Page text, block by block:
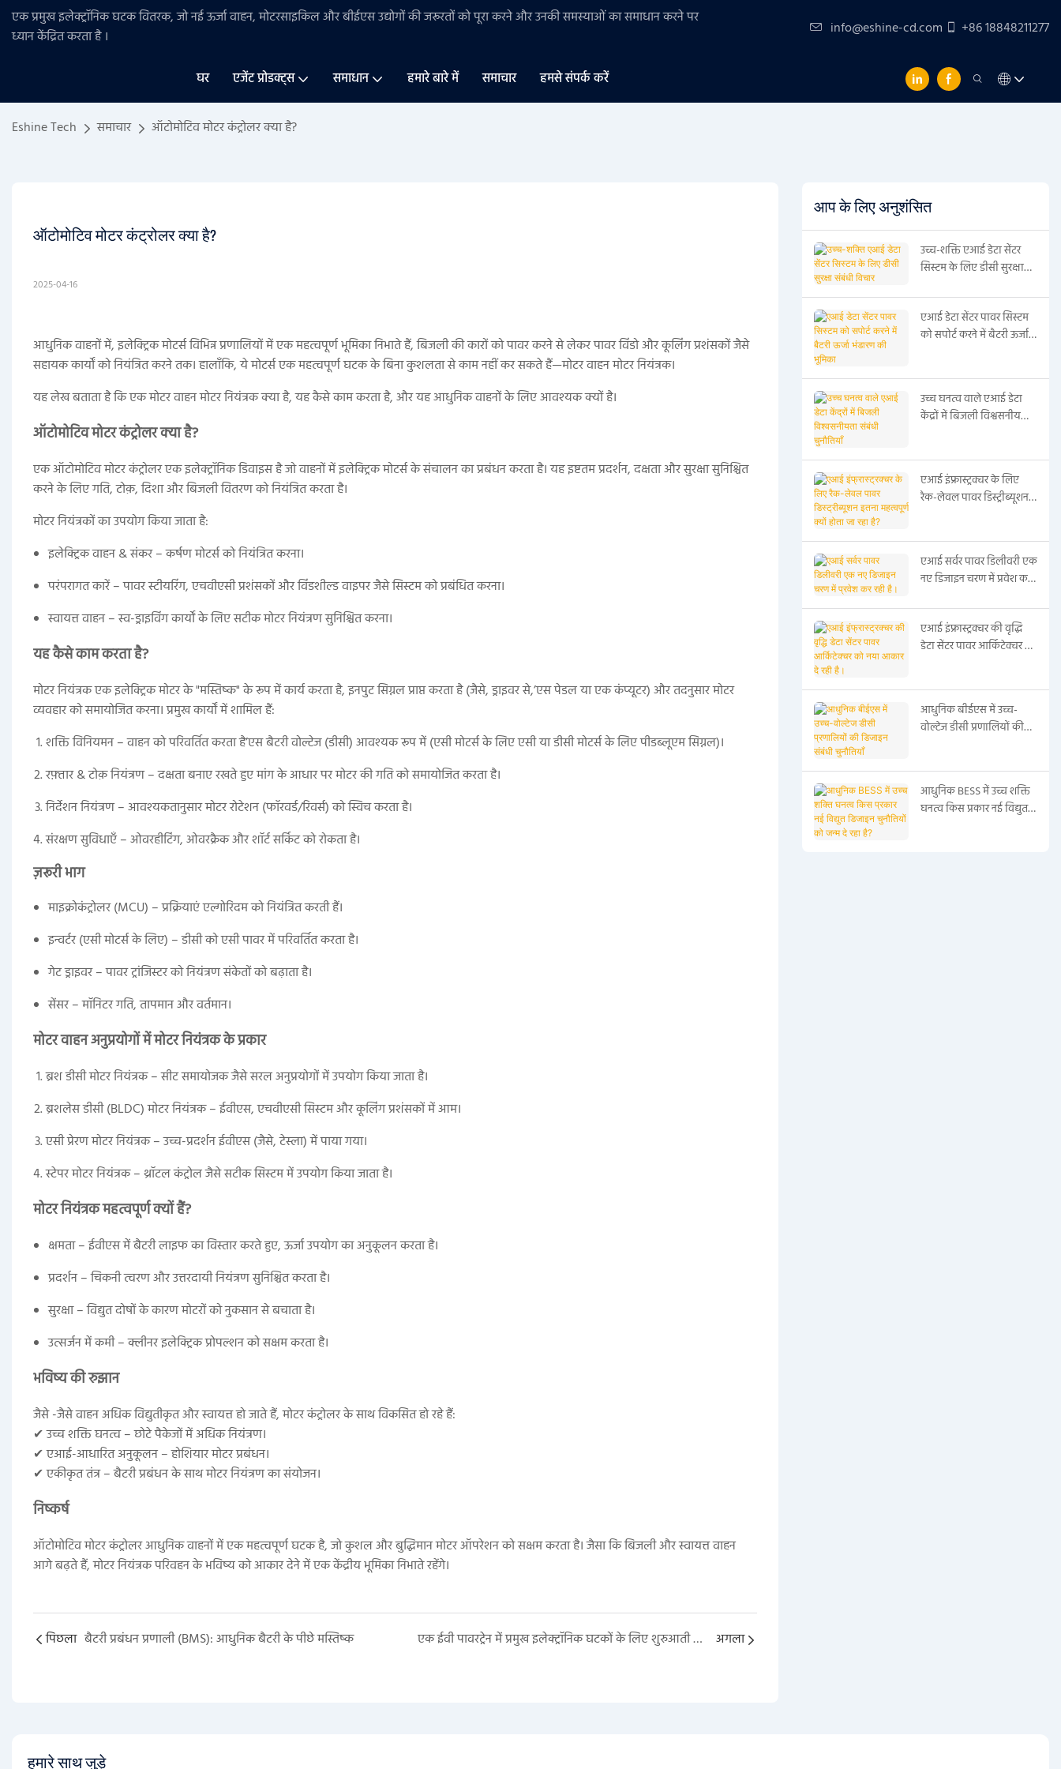
एक प्रमुख इलेक्ट्रॉनिक घटक वितरक, जो नई ऊर्जा वाहन, मोटरसाइकिल और बीईएसउद्योगों कीजरूरतों को पूरा करने और उनकी समस्याओं का समाधान करने पर
ध्यान केंद्रित करता है। info@eshine-cd.com +86 18848211277
घर एजेंट प्रोडक्ट्स समाधान हमारे बारे में समाचार हमसे संपर्क करें
Eshine Tech समाचार ऑटोमोटिव मोटर कंट्रोलर क्या है?
ऑटोमोटिव मोटर कंट्रोलर क्या है?
2025-04-16
आधुनिक वाहनों में, इलेक्ट्रिक मोटर्स विभिन्न प्रणालियों में एक महत्वपूर्ण भूमिका निभाते हैं, बिजली की कारों को पावर करने से लेकर पावर विंडो और कूलिंग प्रशंसकों जैसे
सहायक कार्यों को नियंत्रित करने तक। हालाँकि, ये मोटर्स एक महत्वपूर्ण घटक के बिना कुशलता से काम नहीं कर सकते हैं—मोटर वाहन मोटर नियंत्रक।
यह लेख बताता है कि एक मोटर वाहन मोटर नियंत्रक क्या है, यह कैसे काम करता है, और यह आधुनिक वाहनों के लिए आवश्यक क्यों है।
ऑटोमोटिव मोटर कंट्रोलर क्या है?
एक ऑटोमोटिव मोटर कंट्रोलर एक इलेक्ट्रॉनिक डिवाइस है जो वाहनों में इलेक्ट्रिक मोटर्स के संचालन का प्रबंधन करता है। यह इष्टतम प्रदर्शन, दक्षता और सुरक्षा सुनिश्चित
करने के लिए गति, टोक़, दिशा और बिजली वितरण को नियंत्रित करता है।
मोटर नियंत्रकों का उपयोग किया जाता है:
इलेक्ट्रिक वाहन & संकर – कर्षण मोटर्स को नियंत्रित करना।
परंपरागत कारें – पावर स्टीयरिंग, एचवीएसी प्रशंसकों और विंडशील्ड वाइपर जैसे सिस्टम को प्रबंधित करना।
स्वायत्त वाहन – स्व-ड्राइविंग कार्यों के लिए सटीक मोटर नियंत्रण सुनिश्चित करना।
यह कैसे काम करता है?
मोटर नियंत्रक एक इलेक्ट्रिक मोटर के "मस्तिष्क" के रूप में कार्य करता है, इनपुट सिग्नल प्राप्त करता है (जैसे, ड्राइवर से,’एस पेडल या एक कंप्यूटर) और तदनुसार मोटर
व्यवहार को समायोजित करना। प्रमुख कार्यों में शामिल हैं:
शक्ति विनियमन – वाहन को परिवर्तित करता है’एस बैटरी वोल्टेज (डीसी) आवश्यक रूप में (एसी मोटर्स के लिए एसी या डीसी मोटर्स के लिए पीडब्लूएम सिग्नल)।
रफ़्तार & टोक़ नियंत्रण – दक्षता बनाए रखते हुए मांग के आधार पर मोटर की गति को समायोजित करता है।
निर्देशन नियंत्रण – आवश्यकतानुसार मोटर रोटेशन (फॉरवर्ड/रिवर्स) को स्विच करता है।
संरक्षण सुविधाएँ – ओवरहीटिंग, ओवरक्रैक और शॉर्ट सर्किट को रोकता है।
ज़रूरी भाग
माइक्रोकंट्रोलर (MCU) – प्रक्रियाएं एल्गोरिदम को नियंत्रित करती हैं।
इन्वर्टर (एसी मोटर्स के लिए) – डीसी को एसी पावर में परिवर्तित करता है।
गेट ड्राइवर – पावर ट्रांजिस्टर को नियंत्रण संकेतों को बढ़ाता है।
सेंसर – मॉनिटर गति, तापमान और वर्तमान।
मोटर वाहन अनुप्रयोगों में मोटर नियंत्रक के प्रकार
ब्रश डीसी मोटर नियंत्रक – सीट समायोजक जैसे सरल अनुप्रयोगों में उपयोग किया जाता है।
ब्रशलेस डीसी (BLDC) मोटर नियंत्रक – ईवीएस, एचवीएसी सिस्टम और कूलिंग प्रशंसकों में आम।
एसी प्रेरण मोटर नियंत्रक – उच्च-प्रदर्शन ईवीएस (जैसे, टेस्ला) में पाया गया।
स्टेपर मोटर नियंत्रक – थ्रॉटल कंट्रोल जैसे सटीक सिस्टम में उपयोग किया जाता है।
मोटर नियंत्रक महत्वपूर्ण क्यों हैं?
क्षमता – ईवीएस में बैटरी लाइफ का विस्तार करते हुए, ऊर्जा उपयोग का अनुकूलन करता है।
प्रदर्शन – चिकनी त्वरण और उत्तरदायी नियंत्रण सुनिश्चित करता है।
सुरक्षा – विद्युत दोषों के कारण मोटरों को नुकसान से बचाता है।
उत्सर्जन में कमी – क्लीनर इलेक्ट्रिक प्रोपल्शन को सक्षम करता है।
भविष्य की रुझान
जैसे -जैसे वाहन अधिक विद्युतीकृत और स्वायत्त हो जाते हैं, मोटर कंट्रोलर के साथ विकसित हो रहे हैं:
✔ उच्च शक्ति घनत्व – छोटे पैकेजों में अधिक नियंत्रण।
✔ एआई-आधारित अनुकूलन – होशियार मोटर प्रबंधन।
✔ एकीकृत तंत्र – बैटरी प्रबंधन के साथ मोटर नियंत्रण का संयोजन।
निष्कर्ष
ऑटोमोटिव मोटर कंट्रोलर आधुनिक वाहनों में एक महत्वपूर्ण घटक है, जो कुशल और बुद्धिमान मोटर ऑपरेशन को सक्षम करता है। जैसा कि बिजली और स्वायत्त वाहन
आगे बढ़ते हैं, मोटर नियंत्रक परिवहन के भविष्य को आकार देने में एक केंद्रीय भूमिका निभाते रहेंगे।
पिछला बैटरी प्रबंधन प्रणाली (BMS): आधुनिक बैटरी के पीछे मस्तिष्क एक ईवी पावरट्रेन में प्रमुख इलेक्ट्रॉनिक घटकों के लिए शुरुआती गाइड अगला
आप के लिए अनुशंसित
उच्च-शक्ति एआई डेटा सेंटर
सिस्टम के लिए डीसी सुरक्षा
एआई डेटा सेंटर पावर सिस्टम
को सपोर्ट करने में बैटरी ऊर्जा
उच्च घनत्व वाले एआई डेटा
केंद्रों में बिजली विश्वसनीयता
एआई इंफ्रास्ट्रक्चर के लिए
रैक-लेवल पावर डिस्ट्रीब्यूशन
एआई सर्वर पावर डिलीवरी एक
नए डिजाइन चरण में प्रवेश कर
एआई इंफ्रास्ट्रक्चर की वृद्धि
डेटा सेंटर पावर आर्किटेक्चर को
आधुनिक बीईएस में उच्च-
वोल्टेज डीसी प्रणालियों की
आधुनिक BESS में उच्च शक्ति
घनत्व किस प्रकार नई विद्युत
हमारे साथ जुड़े